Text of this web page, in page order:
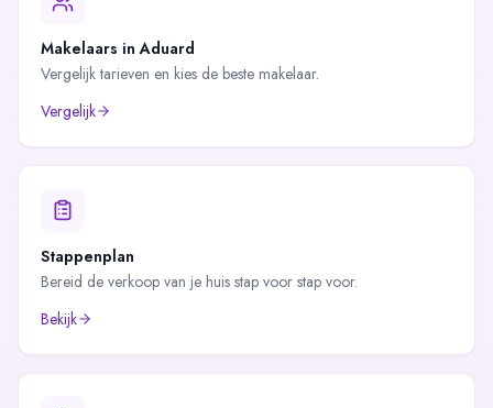
Makelaars inAduard
Vergelijk tarieven en kies de beste makelaar.
Vergelijk
Stappenplan
Bereid de verkoop van je huis stap voor stap voor.
Bekijk